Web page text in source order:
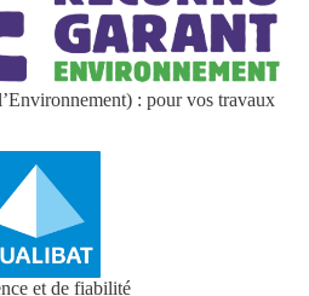
: pour vos travaux
et de fiabilité